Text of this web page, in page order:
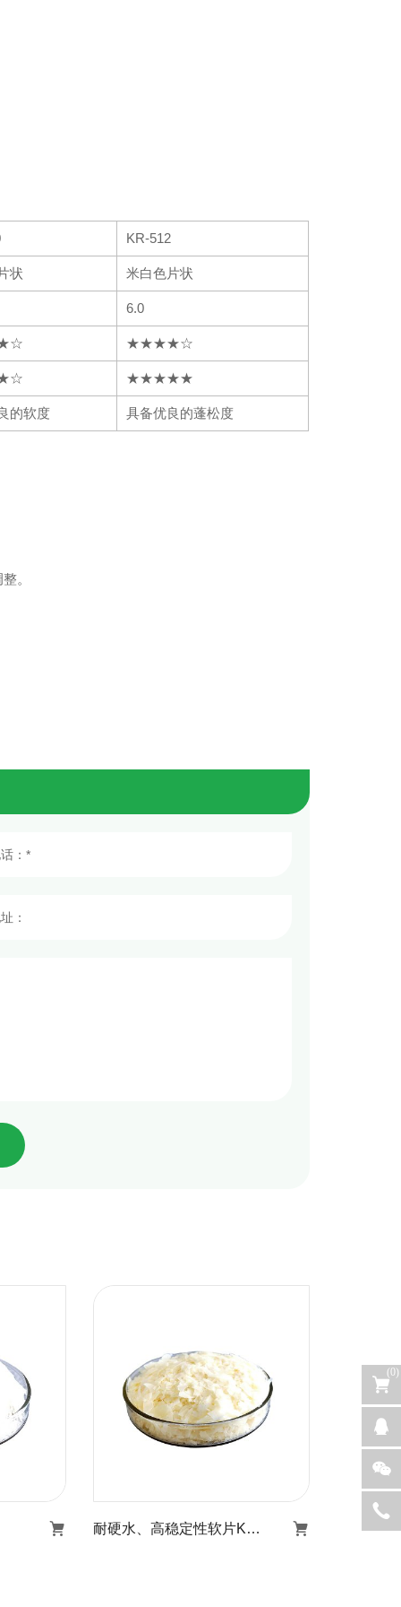
KR-512
状 米白色片状
6.0
★★★★☆
★★★★★
的软度 具备优良的蓬松度
。
耐硬水、高稳定性软片KR-517
(0)